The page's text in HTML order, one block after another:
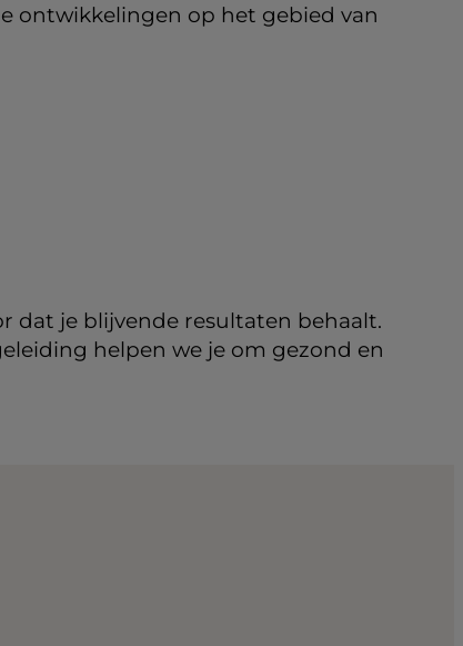
ontwikkelingen op het gebied van
dat je blijvende resultaten behaalt.
helpen we je om gezond en